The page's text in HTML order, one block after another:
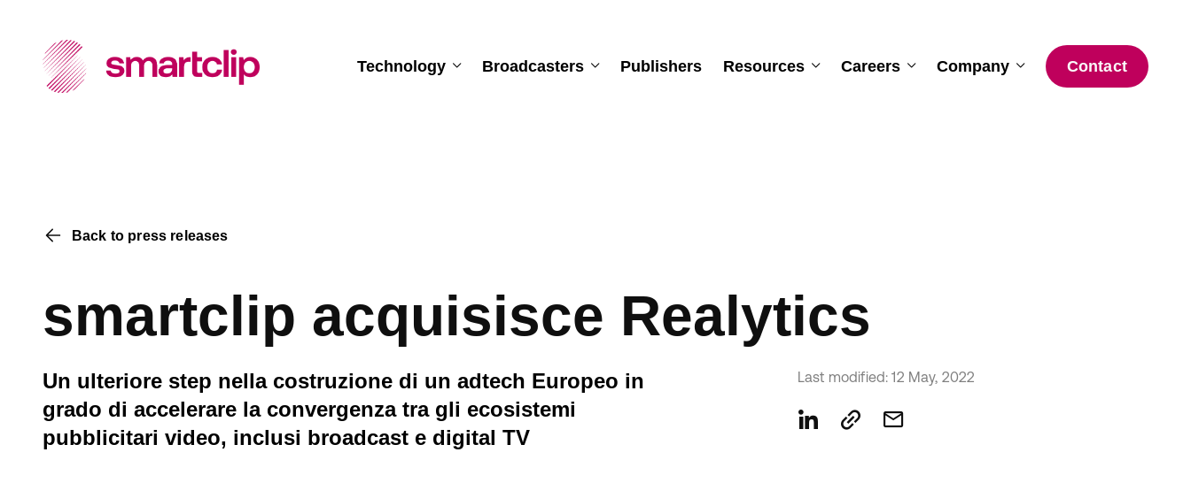
Technology Broadcasters Publishers Resources Careers Company Contact
Back to press releases
smartclip acquisisce Realytics
Un ulteriore step nella costruzione di un adtech Europeo in
grado di accelerare la convergenza tra gli ecosistemi
pubblicitari video, inclusi broadcast e digital TV
Last modified: 12 May, 2022